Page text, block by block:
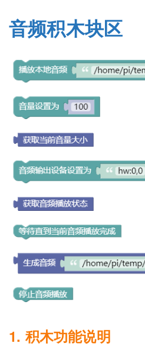
音频积木块区
1. 积木功能说明